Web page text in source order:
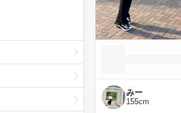
みー
155cm